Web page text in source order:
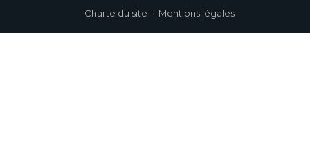
Charte du site Mentions légales